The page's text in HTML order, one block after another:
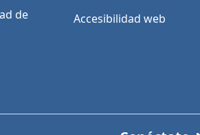
de
Accesibilidad web